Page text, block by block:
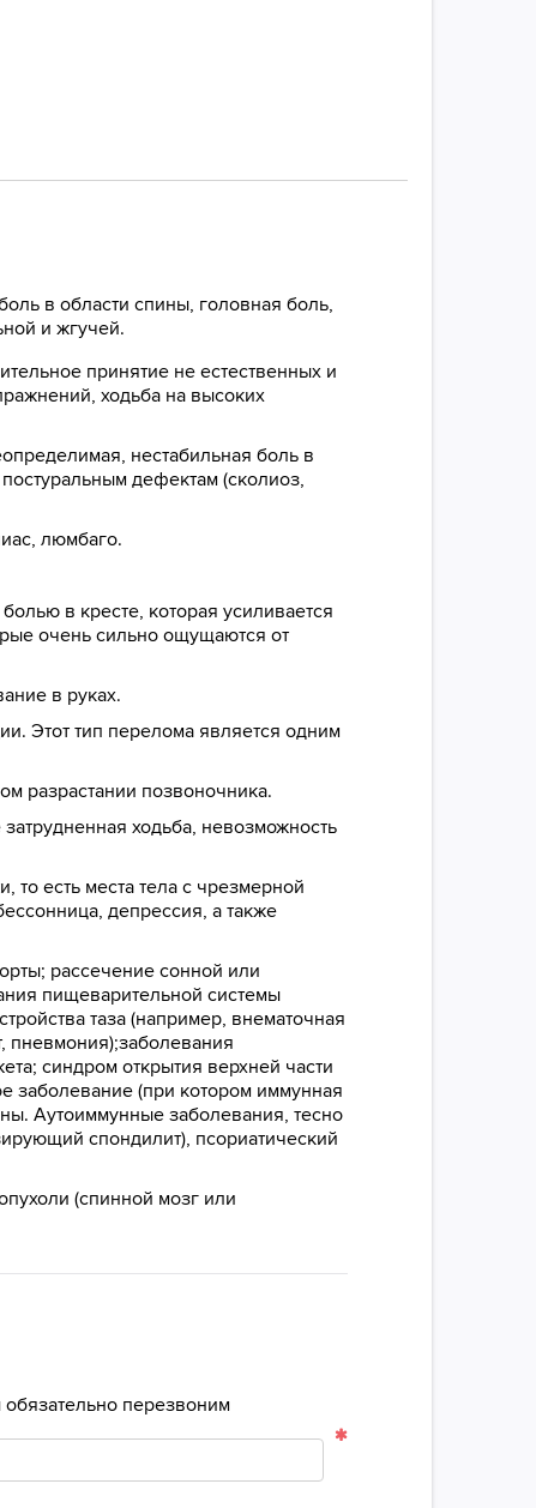
в области спины, головная боль,
и жгучей.
принятие не естественных и
ходьба на высоких
нестабильная боль в
дефектам (сколиоз,
люмбаго.
в кресте, которая усиливается
очень сильно ощущаются от
в руках.
Этот тип перелома является одним
разрастании позвоночника.
ходьба, невозможность
то есть места тела с чрезмерной
депрессия, а также
рассечение сонной или
пищеварительной системы
таза (например, внематочная
пневмония);заболевания
синдром открытия верхней части
заболевание (при котором иммунная
Аутоиммунные заболевания, тесно
спондилит), псориатический
(спинной мозг или
обязательно перезвоним